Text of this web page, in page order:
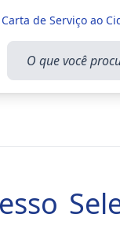
Carta de Serviço ao
O que você procura?